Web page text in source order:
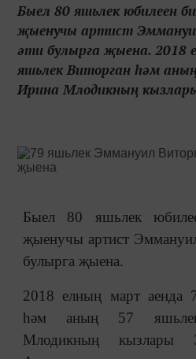
Быел 80 яшьлек юбилеен
җыенучы артист
әти булырга җыена. 2018
яшьлек Виторган һәм
Ирина Млодикның
Быел 80 яшьлек
җыенучы артист
булырга җыена.
2018 елның март аенда
һәм аның 57
Млодикның кызлары